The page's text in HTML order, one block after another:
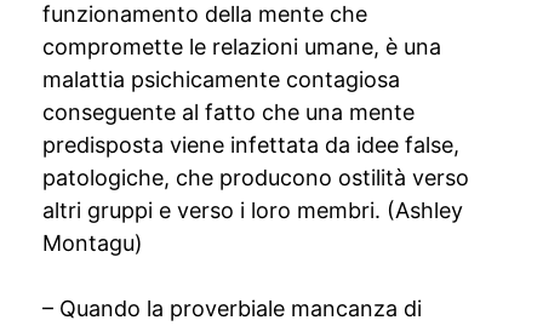
funzionamento della mente che
compromette le relazioni umane, è una
malattia psichicamente contagiosa
conseguente al fatto che una mente
predisposta viene infettata da idee false,
patologiche, che producono ostilità verso
altri gruppi e verso i loro membri. (Ashley
Montagu)
– Quando la proverbiale mancanza di